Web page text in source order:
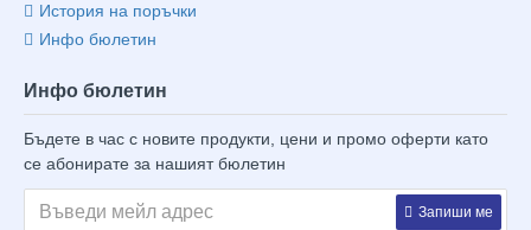
История на поръчки
Инфо бюлетин
Инфо бюлетин
Бъдете в час с новите продукти, цени и промо оферти като
се абонирате за нашият бюлетин
Запиши ме